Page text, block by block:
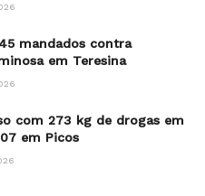
mandados contra
em Teresina
com 273 kg de drogas em
em Picos